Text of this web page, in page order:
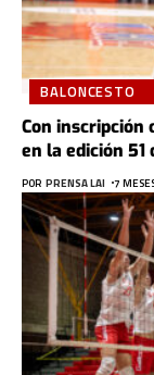
BALONCESTO
Con inscripción
en la edición 51
POR PRENSA LAI 7